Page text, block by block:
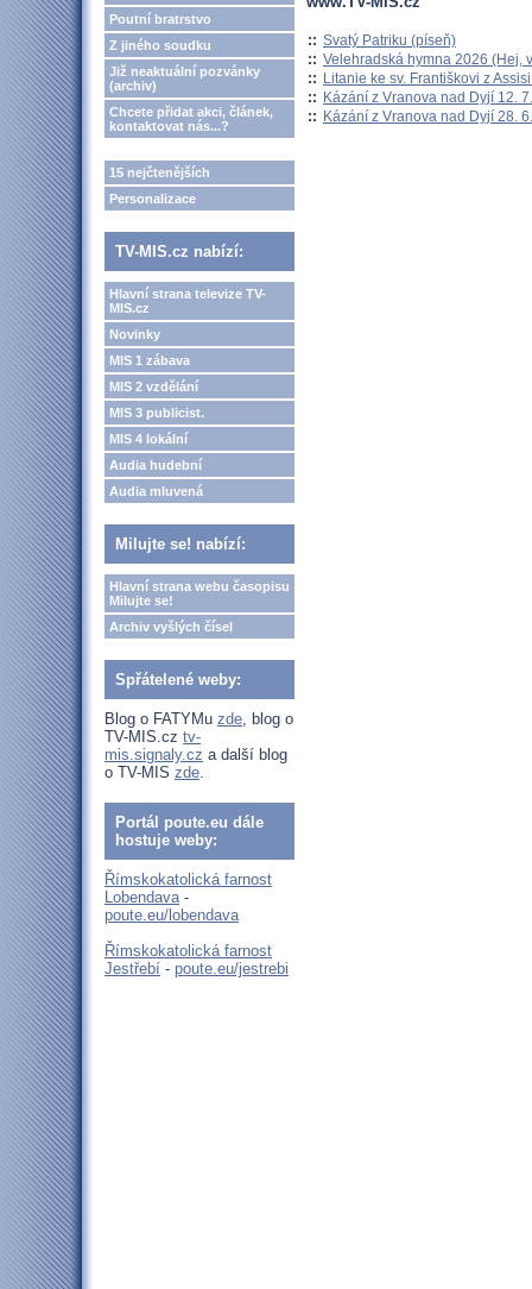
Poutní bratrstvo
Z jiného soudku
Již neaktuální pozvánky
(archiv)
Chcete přidat akci, článek,
kontaktovat nás...?
15 nejčtenějších
Personalizace
TV-MIS.cz nabízí:
Hlavní strana televize TV-
MIS.cz
Novinky
MIS 1 zábava
MIS 2 vzdělání
MIS 3 publicist.
MIS 4 lokální
Audia hudební
Audia mluvená
Milujte se! nabízí:
Hlavní strana webu časopisu
Milujte se!
Archiv vyšlých čísel
Spřátelené weby:
Blog o FATYMu zde, blog o
TV-MIS.cz tv-
mis.signaly.cz a další blog
o TV-MIS zde.
Portál poute.eu dále
hostuje weby:
Římskokatolická farnost
Lobendava-
poute.eu/lobendava
Římskokatolická farnost
Jestřebí - poute.eu/jestrebi
:: Svatý Patriku (píseň)
:: Velehradská hymna 2026 (Hej,
:: Litanie ke sv. Františkovi z
:: Kázání z Vranova nad Dyjí 12.
:: Kázání z Vranova nad Dyjí 28.